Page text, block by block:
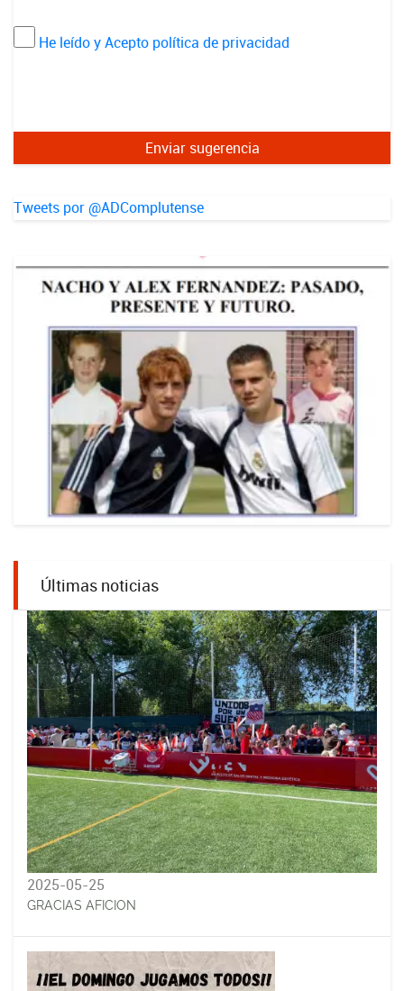
He leído y Acepto política de privacidad
Tweets por @ADComplutense
Últimas noticias
2025-05-25
GRACIAS AFICION